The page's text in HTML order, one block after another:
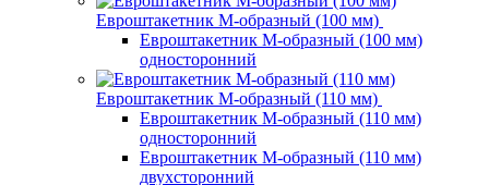
Евроштакетник М-образный (100 мм)
Евроштакетник М-образный (100 мм)
односторонний
Евроштакетник М-образный (110 мм)
Евроштакетник М-образный (110 мм)
односторонний
Евроштакетник М-образный (110 мм)
двухсторонний